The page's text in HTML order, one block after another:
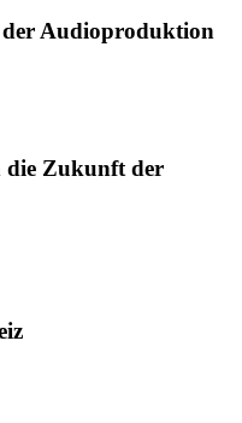
Audioproduktion
Zukunft der